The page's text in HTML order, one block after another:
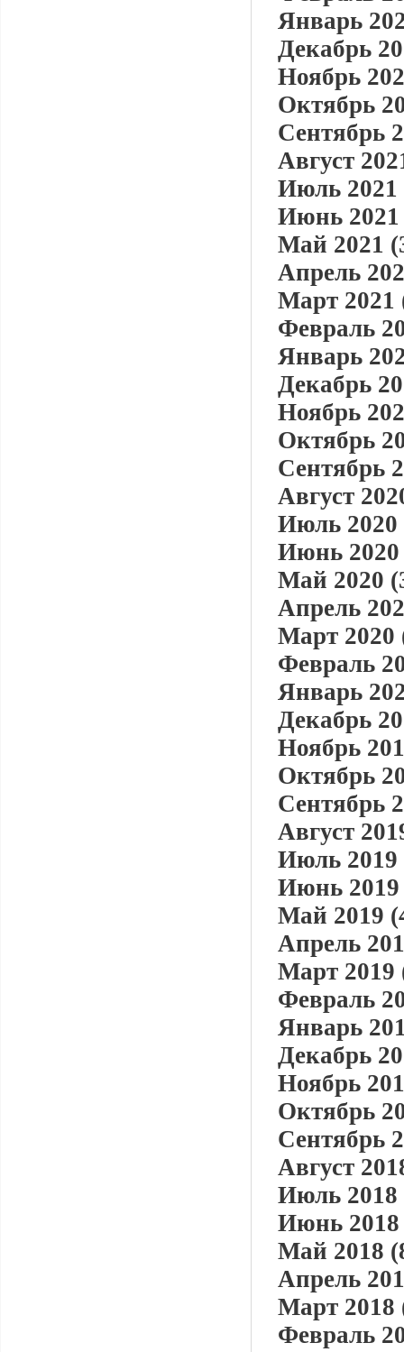
Январь
Декабрь
Ноябрь
Октябрь
Сентябрь
Август
Июль 2021
Июнь 2021
Май 2021
Апрель
Март 2021
Февраль
Январь
Декабрь
Ноябрь
Октябрь
Сентябрь
Август
Июль 2020
Июнь 2020
Май 2020
Апрель
Март 2020
Февраль
Январь
Декабрь
Ноябрь
Октябрь
Сентябрь
Август
Июль 2019
Июнь 2019
Май 2019
Апрель
Март 2019
Февраль
Январь
Декабрь
Ноябрь
Октябрь
Сентябрь
Август
Июль 2018
Июнь 2018
Май 2018
Апрель
Март 2018
Февраль